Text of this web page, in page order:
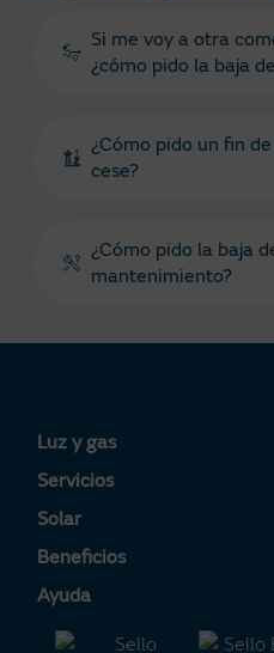
Si me voy a otra
¿cómo pido la baja
¿Cómo pido un fin
cese?
¿Cómo pido la baja
mantenimiento?
Luz y gas
Tarifa Plana
Tarifa Por Uso
Tarifa Noche
Tarifa Dinámica Luz
Servicios
Servigas
Servielectric
Servihogar
Calderas
Solar
Placas solares
Tarifa Solar
Servisolar
Beneficios
Tu Área Clientes
Consejos de ahorro
Ayuda
Contacto